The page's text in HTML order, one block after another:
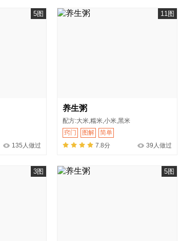
5图
135人做过
11图
养生粥
配方:大米,糯米,小米,黑米
窍门
图解
简单
7.8分
39人做过
3图 5图